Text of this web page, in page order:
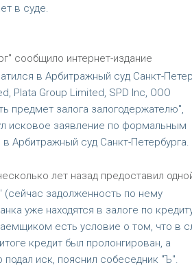
в суде.
сообщило интернет-издание
в Арбитражный суд Санкт-
Plata Group Limited, SPD Inc, ООО
предмет залога залогодержателю",
исковое заявление по формальным
Арбитражный суд Санкт-Петербурга.
лет назад предоставил
(сейчас задолженность по нему
уже находятся в залоге по
есть условие о том, что в
кредит был пролонгирован, а
иск, пояснил собеседник "Ъ".